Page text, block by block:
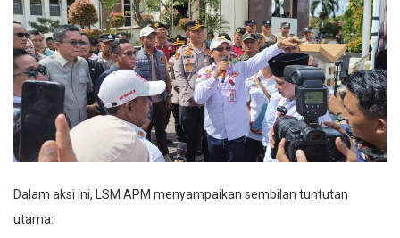
Dalam aksi ini, LSM APM menyampaikan sembilan tuntutan
utama: